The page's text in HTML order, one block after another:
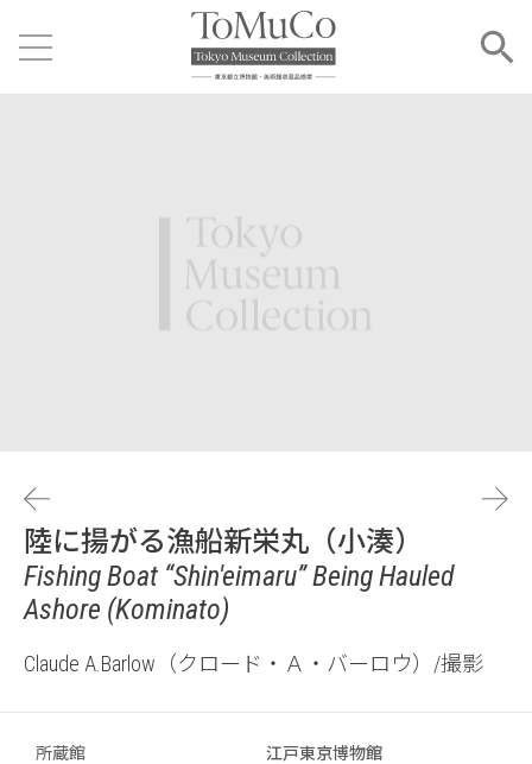
陸に揚がる漁船新栄丸（小湊）
Fishing Boat “Shin'eimaru” Being Hauled
Ashore (Kominato)
Claude A.Barlow（クロード・Ａ・バーロウ）/撮影
所蔵館
江戸東京博物館